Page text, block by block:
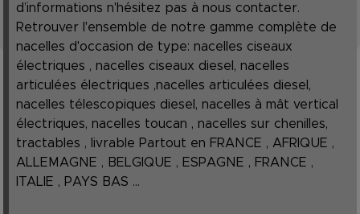
d’informations n'hésitez pas à nous contacter.
Retrouver l'ensemble de notre gamme complète de
nacelles d'occasion de type: nacelles ciseaux
électriques , nacelles ciseaux diesel, nacelles
articulées électriques ,nacelles articulées diesel,
nacelles télescopiques diesel, nacelles à mât vertical
électriques, nacelles toucan , nacelles sur chenilles,
tractables , livrable Partout en FRANCE , AFRIQUE ,
ALLEMAGNE , BELGIQUE , ESPAGNE , FRANCE ,
ITALIE , PAYS BAS ...